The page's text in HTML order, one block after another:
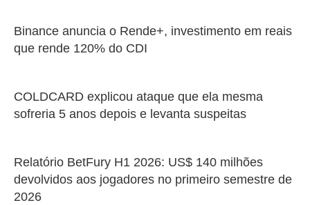
Binance anuncia o Rende+, investimento em reais
que rende 120% do CDI
COLDCARD explicou ataque que ela mesma
sofreria 5 anos depois e levanta suspeitas
Relatório BetFury H1 2026: US$ 140 milhões
devolvidos aos jogadores no primeiro semestre de
2026